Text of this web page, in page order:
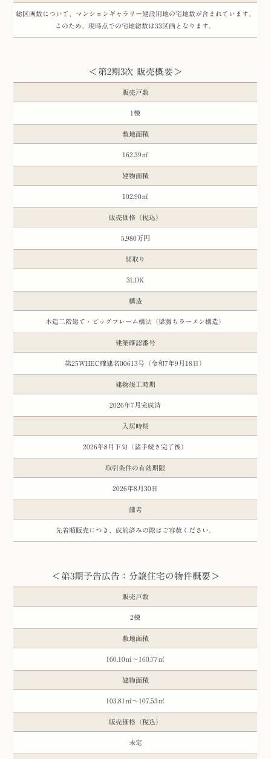
総区画数について、マンションギャラリー建設用地の宅地数が含まれています。
このため、現時点での宅地総数は33区画となります。
＜第2期3次 販売概要＞
販売戸数
1棟
敷地面積
162.39㎡
建物面積
102.90㎡
販売価格（税込）
5,980万円
間取り
3LDK
構造
木造二階建て・ビッグフレーム構法（梁勝ちラーメン構造）
建築確認番号
第25WHEC確建名00613号（令和7年9月18日）
建物竣工時期
2026年7月完成済
入居時期
2026年8月下旬（諸手続き完了後）
取引条件の有効期限
2026年8月30日
備考
先着順販売につき、成約済みの際はご容赦ください。
＜第3期予告広告：分譲住宅の物件概要＞
販売戸数
2棟
敷地面積
160.10㎡〜160.77㎡
建物面積
103.81㎡〜107.53㎡
販売価格（税込）
未定